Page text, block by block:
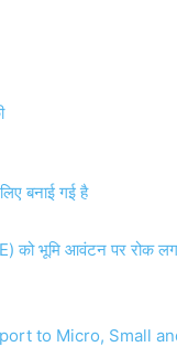
बनाई गई है
को भूमि आवंटन पर रोक
to Micro, Small